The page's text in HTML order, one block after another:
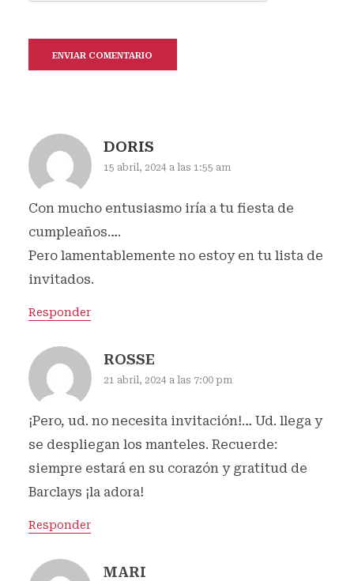
DORIS
15 abril, 2024 a las 1:55 am
Con mucho entusiasmo iría a tu fiesta de
cumpleaños….
Pero lamentablemente no estoy en tu lista de
invitados.
Responder
ROSSE
21 abril, 2024 a las 7:00 pm
¡Pero, ud. no necesita invitación!… Ud. llega y
se despliegan los manteles. Recuerde:
siempre estará en su corazón y gratitud de
Barclays ¡la adora!
Responder
MARI